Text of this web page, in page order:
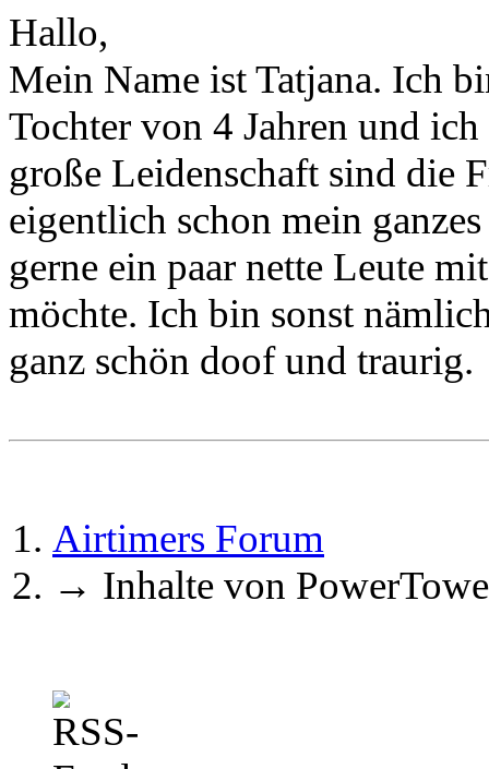
Hallo,
Mein Name ist Tatjana. Ich
Tochter von 4 Jahren und
große Leidenschaft sind die
eigentlich schon mein
gerne ein paar nette Leute
möchte. Ich bin sonst
ganz schön doof und traurig.
Airtimers Forum
→ Inhalte von